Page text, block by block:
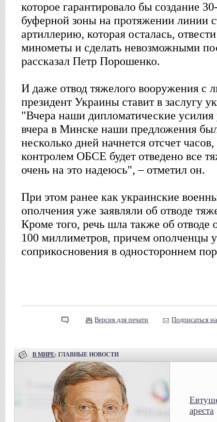
которое гарантировало бы создание
буферной зоны на протяжении линии
артиллерию, которая осталась,
минометы и сделать невозможными
рассказал Петр Порошенко.
И даже отвод тяжелого вооружения с
президент Украины ставит в заслугу
"Вчера наши дипломатические усилия
вчера в Минске наши предложения
несколько дней начнется отсчет
контролем ОБСЕ будет отведено все
очень на это надеюсь", – отметил он.
При этом ранее как украинские
ополчения уже заявляли об отводе
Кроме того, речь шла также об
100 миллиметров, причем ополченцы
соприкосновения в одностороннем
Версия для печати Подписаться
В МИРЕ: ГЛАВНЫЕ НОВОСТИ
ареста